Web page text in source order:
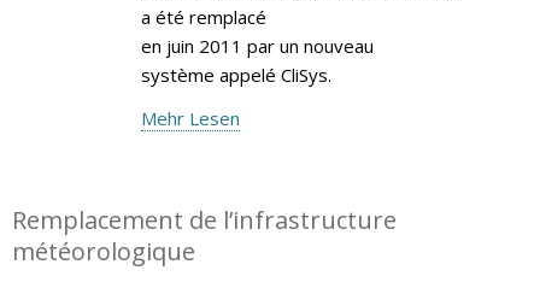
a été remplacé
en juin 2011 par un nouveau
système appelé CliSys.
Mehr Lesen
Remplacement de l’infrastructure
météorologique